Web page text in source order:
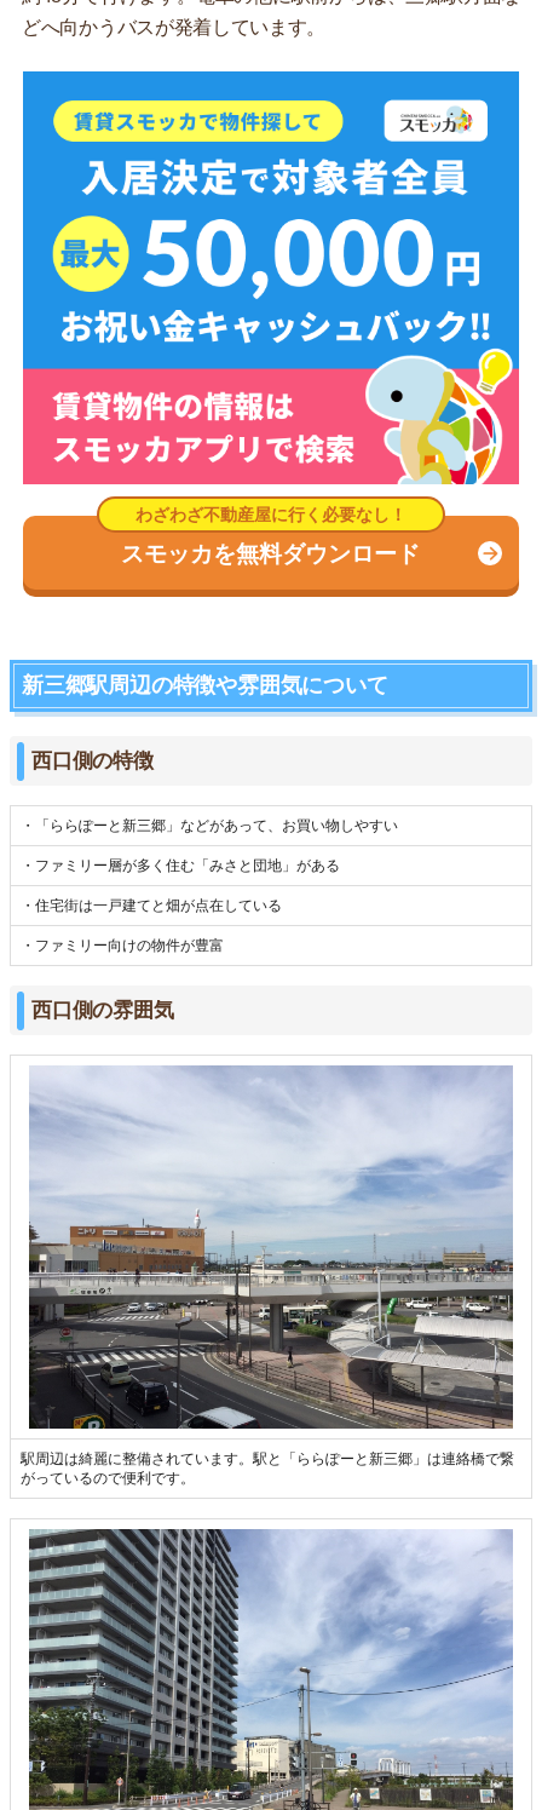
どへ向かうバスが発着しています。
スモッカを無料ダウンロード
新三郷駅周辺の特徴や雰囲気について
西口側の特徴
・「ららぽーと新三郷」などがあって、お買い物しやすい
・ファミリー層が多く住む「みさと団地」がある
・住宅街は一戸建てと畑が点在している
・ファミリー向けの物件が豊富
西口側の雰囲気
駅周辺は綺麗に整備されています。駅と「ららぽーと新三郷」は連絡橋で繋
がっているので便利です。